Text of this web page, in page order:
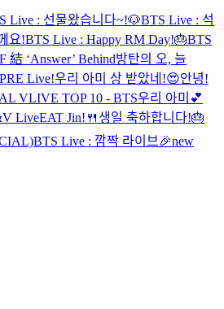
Live : 선물왔습니다~!🐶BTS Live : 석
요!BTS Live : Happy RM Day!🎂BTS
‘Answer’ Behind방탄의 오, 늘
Live!우리 아미 상 받았네!😍안녕!
VLIVE TOP 10 - BTS우리 아미💕
LiveEAT Jin!🍴 생일 축하합니다!🎂
BTS Live : 깜짝 라이브🎉new